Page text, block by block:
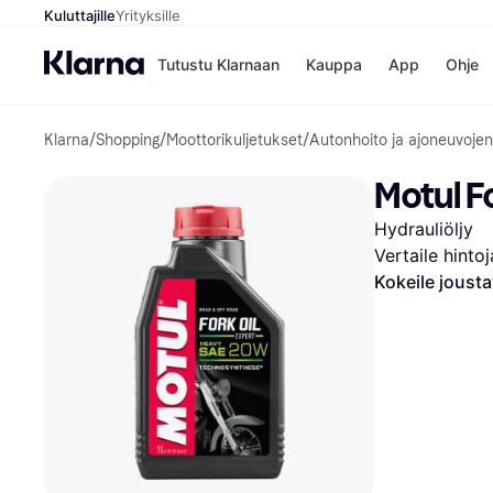
KuluttajilleYrityksille
Tutustu Klarnaan Kauppa
Kaupat
Gigantti
H&M
Peten
Wolt
App Ohje
Klarna/Shopping/Moottorikuljetukset/Autonhoito ja
Motul
Hydrauliöljy
Vertaile
Kokeile